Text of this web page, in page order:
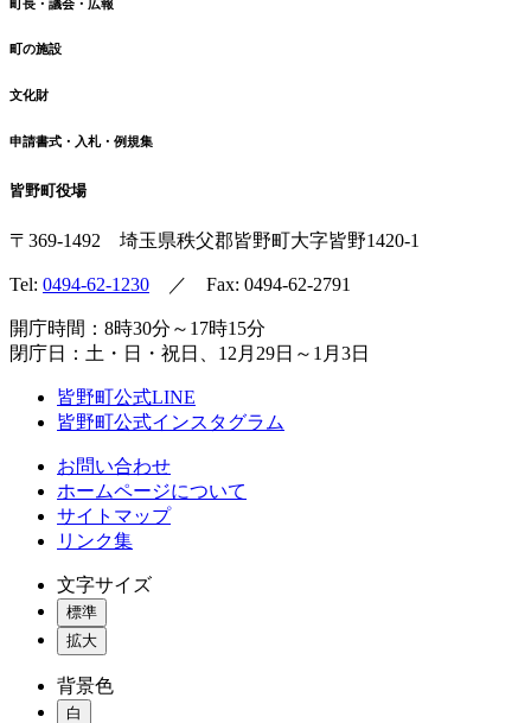
町長・議会・広報
町の施設
文化財
申請書式・入札・例規集
皆野町役場
〒369-1492 埼玉県秩父郡皆野町大字皆野1420-1
Tel: 0494-62-1230 ／ Fax: 0494-62-2791
開庁時間：8時30分～17時15分
閉庁日：土・日・祝日、12月29日～1月3日
皆野町公式LINE
皆野町公式インスタグラム
お問い合わせ
ホームページについて
サイトマップ
リンク集
文字サイズ
標準
拡大
背景色
白